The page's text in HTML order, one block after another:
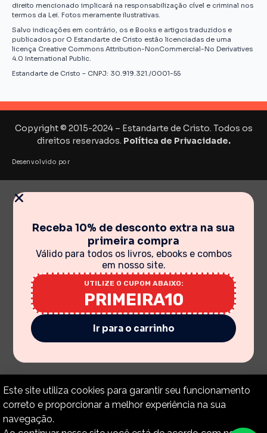
direito mencionado implicará na responsabilização cível e criminal nos
termos da Lei. Fotos meramente ilustrativas.
Salvo indicações em contrário, os e Books e artigos traduzidos e
publicados por O Estandarte de Cristo estão licenciadas de uma
licença Creative Commons Attribution-NonCommercial-No Derivatives
4.0 International Public.
Estandarte de Cristo – CNPJ: 30.919.321./0001-55
Copyright © 2015-2024 – Estandarte de Cristo. Todos os
direitos reservados. Política de Privacidade.
Desenvolvido por
Receba 10% de desconto extra na sua
primeira compra
Válido para todos os livros, ebooks e combos
em nosso site.
UTILIZE O CUPOM ABAIXO:
PRIMEIRA10
Ir para o carrinho
Este site utiliza cookies para garantir seu funcionamento
correto e proporcionar a melhor experiência na sua
navegação.